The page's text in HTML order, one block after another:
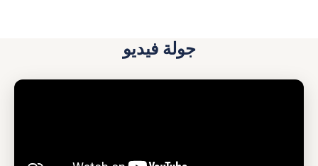
جولة فيديو